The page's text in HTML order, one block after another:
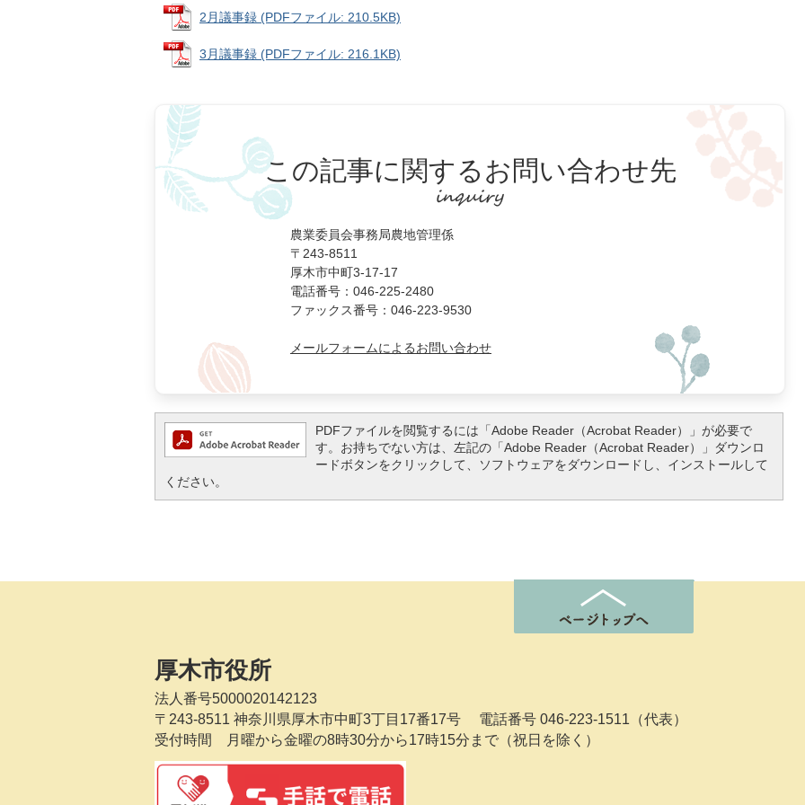
2月議事録 (PDFファイル: 210.5KB)
3月議事録 (PDFファイル: 216.1KB)
この記事に関するお問い合わせ先
農業委員会事務局農地管理係
〒243-8511
厚木市中町3-17-17
電話番号：046-225-2480
ファックス番号：046-223-9530
メールフォームによるお問い合わせ
PDFファイルを閲覧するには「Adobe Reader（Acrobat Reader）」が必要で
す。お持ちでない方は、左記の「Adobe Reader（Acrobat Reader）」ダウンロ
ードボタンをクリックして、ソフトウェアをダウンロードし、インストールして
ください。
厚木市役所
法人番号5000020142123
〒243-8511 神奈川県厚木市中町3丁目17番17号
電話番号 046-223-1511（代表）
受付時間 月曜から金曜の8時30分から17時15分まで（祝日を除く）